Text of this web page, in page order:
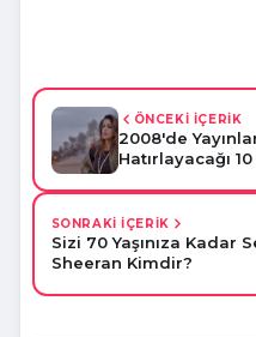
ÖNCEKİ İÇERİK
2008'de
Hatırlayacağı
SONRAKİ İÇERİK
Sizi 70 Yaşınıza Kadar
Sheeran Kimdir?